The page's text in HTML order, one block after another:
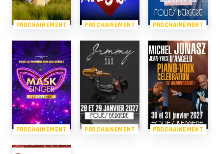
PROCHAINEMENT PROCHAINEMENT PROCHAINEMENT
PROCHAINEMENT PROCHAINEMENT PROCHAINEMENT